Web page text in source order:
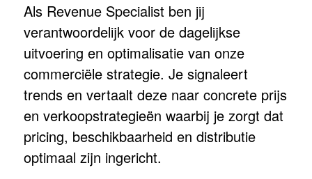
Als Revenue Specialist ben jij
verantwoordelijk voor de dagelijkse
uitvoering en optimalisatie van onze
commerciële strategie. Je signaleert
trends en vertaalt deze naar concrete prijs
en verkoopstrategieën waarbij je zorgt dat
pricing, beschikbaarheid en distributie
optimaal zijn ingericht.